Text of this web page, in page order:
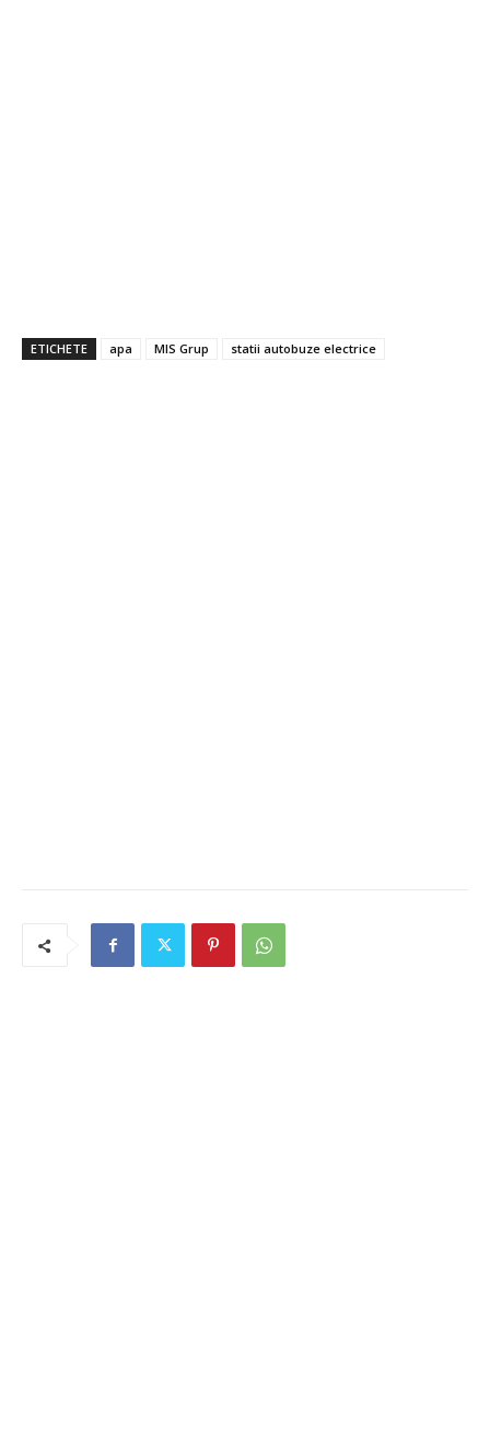
ETICHETE apa MIS Grup statii autobuze electrice